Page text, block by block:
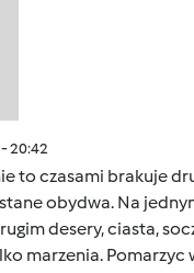
20:42
to czasami brakuje
obydwa. Na
desery, ciasta,
marzenia. Pomarzyc